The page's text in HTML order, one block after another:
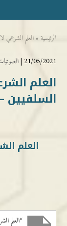
الرئيسية » العلم الشرعي
21/05/2021 |
العلم
السلفيين
العلم
“العلم